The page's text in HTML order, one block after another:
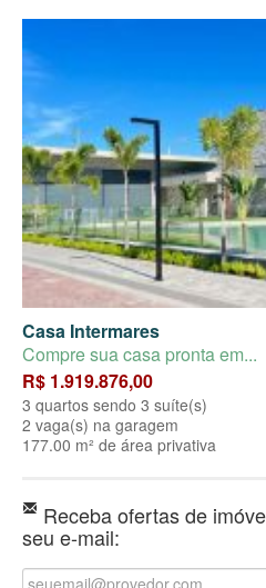
Casa Intermares
Compre sua casa pronta em...
R$ 1.919.876,00
3 quartos sendo 3 suíte(s)
2 vaga(s) na garagem
177.00 m² de área privativa
Receba ofertas de
seu e-mail: